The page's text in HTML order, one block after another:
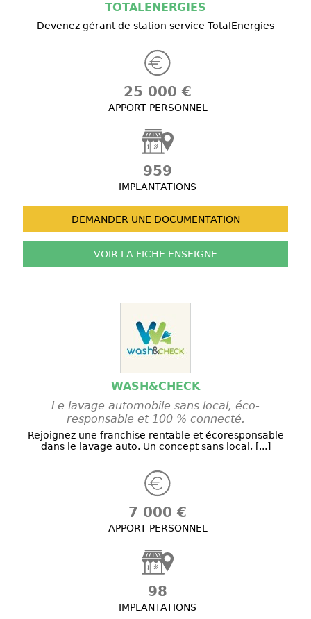
TOTALENERGIES
Devenez gérant de station service TotalEnergies
25 000 €
APPORT PERSONNEL
959
IMPLANTATIONS
DEMANDER UNE DOCUMENTATION
VOIR LA FICHE ENSEIGNE
WASH&CHECK
Le lavage automobile sans local, éco-
responsable et 100 % connecté.
Rejoignez une franchise rentable et écoresponsable
dans le lavage auto. Un concept sans local, [...]
7 000 €
APPORT PERSONNEL
98
IMPLANTATIONS